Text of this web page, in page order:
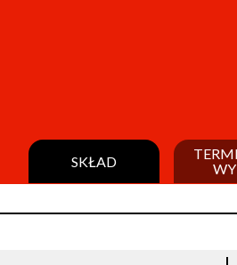
SKŁAD